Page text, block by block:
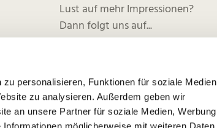
personalisieren, Funktionen für soziale Medien
zu analysieren. Außerdem geben wir
an unsere Partner für soziale Medien, Werbung
Lust auf mehr Impressionen?
Dann folgt uns auf...
a
c
n
s
o
u